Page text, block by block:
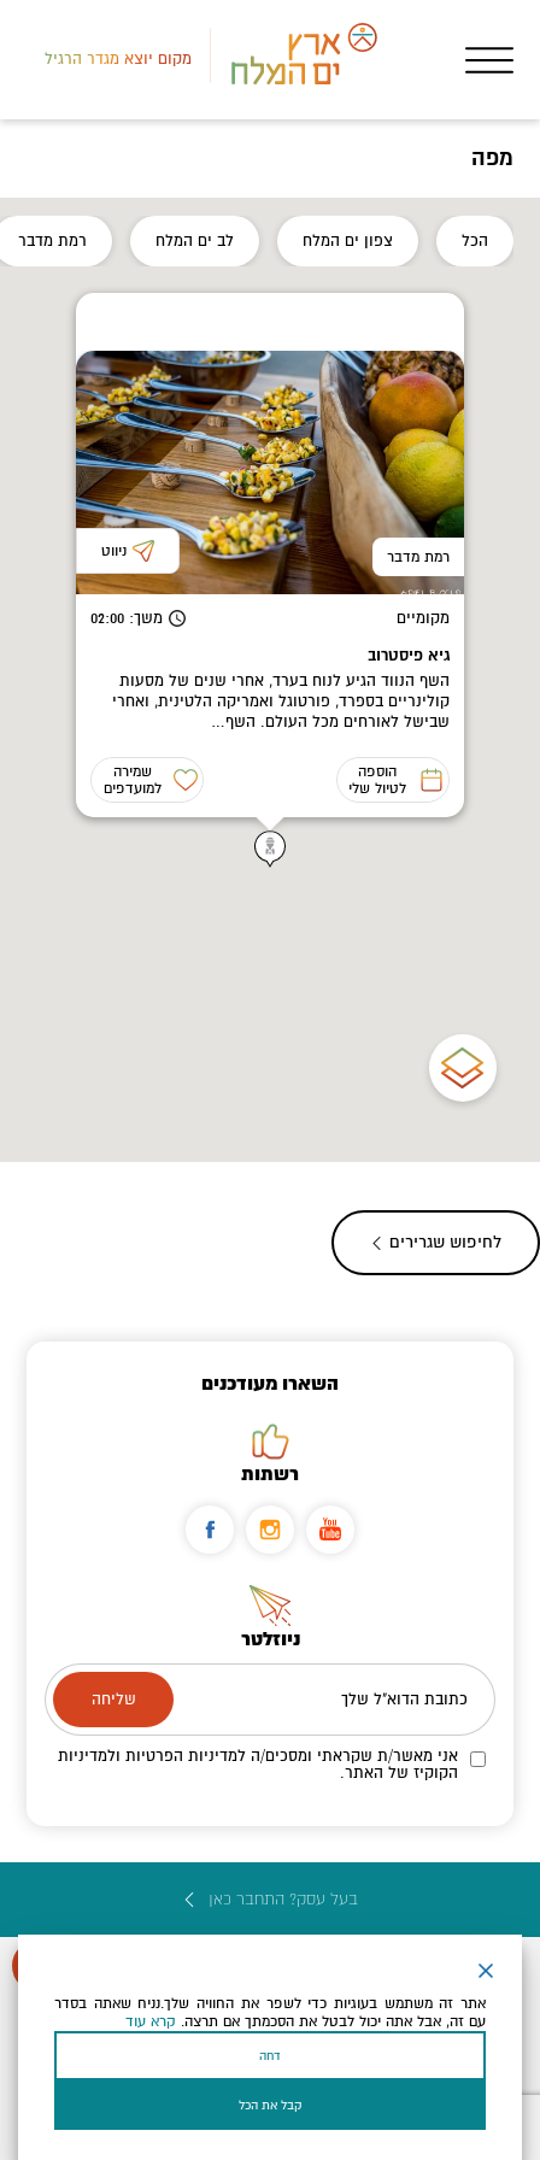
מקום יוצא מגדר הרגיל
מפה
הכל צפון ים המלח לב ים המלח רמת מדבר
רמת מדבר ניווט
מקומיים משך: 02:00
גיא פיסטרוב
השף הנווד הגיע לנוח בערד, אחרי שנים של מסעות
קולינריים בספרד, פורטוגל ואמריקה הלטינית, ואחרי
שבישל לאורחים מכל העולם. השף…
הוספה
לטיול שלי
שמירה
למועדפים
לחיפוש שגרירים
השארו מעודכנים
רשתות
ניוזלטר
כתובת הדוא"ל שלך
אני מאשר/ת שקראתי ומסכים/הלמדיניות הפרטיות ולמדיניות
הקוקיז של האתר.
בעל עסק? התחבר כאן
כל הזכויות שמורות לארץ ים המלח ©
אתר זה משתמש בעוגיות כדי לשפר את החוויה שלך.נניח שאתה בסדר
עם זה, אבל אתה יכול לבטל את הסכמתך אם תרצה. קרא עוד
דחה
קבל את הכל